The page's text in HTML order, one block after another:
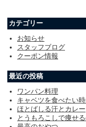
カテゴリー
お知らせ
スタッフブログ
クーポン情報
最近の投稿
ワンパン料理
キャベツを食べたい
ほとばしる汗とカレー
とうもろこしで痩せ